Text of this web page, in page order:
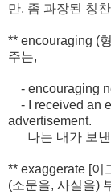
만, 좀 과장된 칭
** encouraging (형
주는,
- encouraging
- I received an
advertisement.
나는 내가 보낸
** exaggerate [이
(소문을, 사실을)